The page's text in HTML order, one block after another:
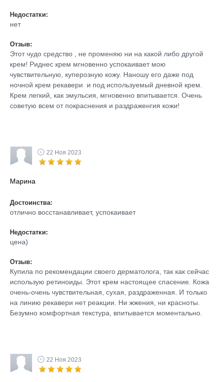
Недостатки:
нет
Отзыв:
Этот чудо средство , не променяю ни на какой либо другой
крем! Риднес крем мгновенно успокаивает мою
чувствительную, куперозную кожу. Наношу его даже под
ночной крем рекавери и под используемый дневной крем.
Крем легкий, как эмульсия, мгновенно впитывается. Очень
советую всем от покраснения и раздраженгия кожи!
22 Ноя 2023
Марина
Достоинства:
отлично восстанавливает, успокаивает
Недостатки:
цена)
Отзыв:
Купила по рекомендации своего дерматолога, так как сейчас
использую ретиноиды. Этот крем настоящее спасение. Кожа
очень-очень чувствительная, сухая, раздраженная. И только
на линию рекавери нет реакции. Ни жжения, ни красноты.
Безумно комфортная текстура, впитывается моментально.
22 Ноя 2023